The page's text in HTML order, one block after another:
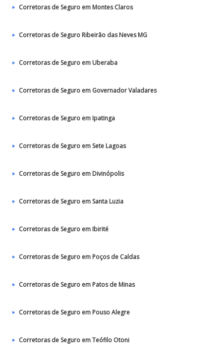
Corretoras de Seguro em Montes Claros
Corretoras de Seguro Ribeirão das Neves MG
Corretoras de Seguro em Uberaba
Corretoras de Seguro em Governador Valadares
Corretoras de Seguro em Ipatinga
Corretoras de Seguro em Sete Lagoas
Corretoras de Seguro em Divinópolis
Corretoras de Seguro em Santa Luzia
Corretoras de Seguro em Ibirité
Corretoras de Seguro em Poços de Caldas
Corretoras de Seguro em Patos de Minas
Corretoras de Seguro em Pouso Alegre
Corretoras de Seguro em Teófilo Otoni